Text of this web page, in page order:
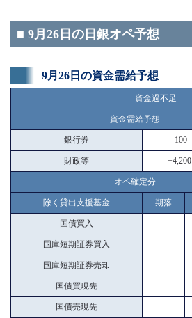
■ 9月26日の日銀オペ予想
9月26日の資金需給予想
資金過不足
資金需給予想
銀行券 -100
財政等 +4,200
オペ確定分
除く貸出支援基金 期落
国債買入
国庫短期証券買入
国庫短期証券売却
国債買現先
国債売現先